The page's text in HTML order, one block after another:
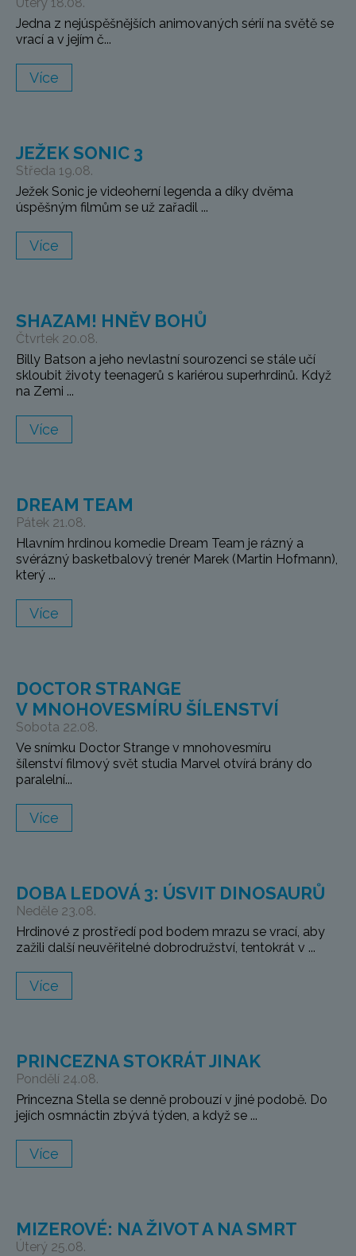
Jedna z nejúspěšnějších animovaných sérií na světě se
vrací a v jejím č...
Více
JEŽEK SONIC 3
Středa 19.08.
Ježek Sonic je videoherní legenda a díky dvěma
úspěšným filmům se už zařadil ...
Více
SHAZAM! HNĚV BOHŮ
Čtvrtek 20.08.
Billy Batson a jeho nevlastní sourozenci se stále učí
skloubit životy teenagerů s kariérou superhrdinů. Když
na Zemi ...
Více
DREAM TEAM
Pátek 21.08.
Hlavním hrdinou komedie Dream Team je rázný a
svérázný basketbalový trenér Marek (Martin Hofmann),
který ...
Více
DOCTOR STRANGE
V MNOHOVESMÍRU ŠÍLENSTVÍ
Sobota 22.08.
Ve snímku Doctor Strange v mnohovesmíru
šílenství filmový svět studia Marvel otvírá brány do
paralelní...
Více
DOBA LEDOVÁ 3: ÚSVIT DINOSAURŮ
Neděle 23.08.
Hrdinové z prostředí pod bodem mrazu se vrací, aby
zažili další neuvěřitelné dobrodružství, tentokrát v ...
Více
PRINCEZNA STOKRÁT JINAK
Pondělí 24.08.
Princezna Stella se denně probouzí v jiné podobě. Do
jejích osmnáctin zbývá týden, a když se ...
Více
MIZEROVÉ: NA ŽIVOT A NA SMRT
Úterý 25.08.